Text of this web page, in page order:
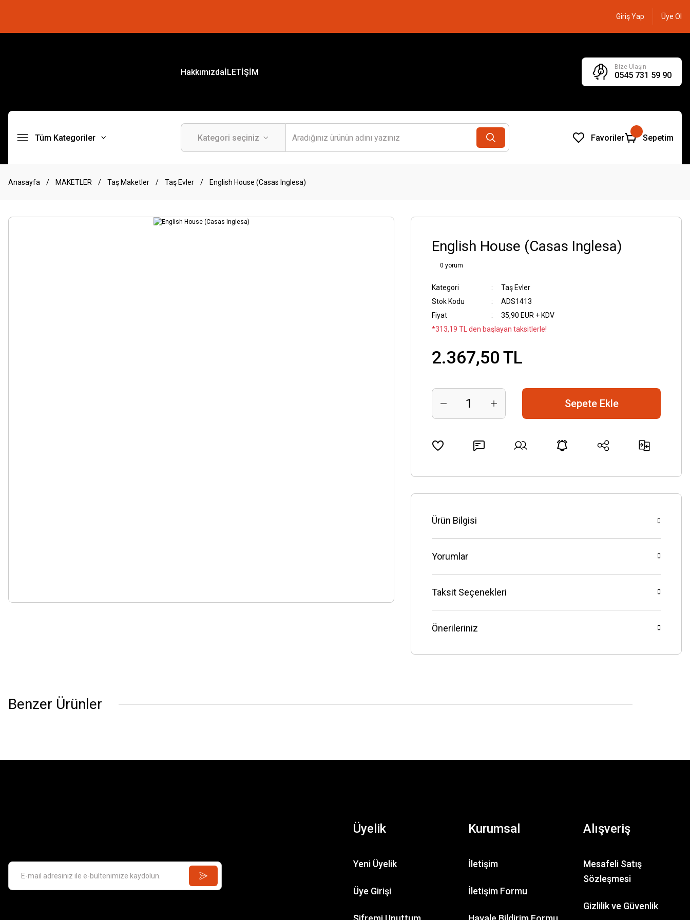
Giriş Yap Üye Ol
HakkımızdaİLETİŞİM
Bize Ulaşın
0545 731 59 90
Tüm Kategoriler Favoriler Sepetim
Anasayfa MAKETLER Taş Maketler Taş Evler English House (Casas Inglesa)
English House (Casas Inglesa)
0 yorum
Kategori
Taş Evler
Stok Kodu
ADS1413
Fiyat
35,90 EUR + KDV
*313,19 TL den başlayan taksitlerle!
2.367,50 TL
Sepete Ekle
Ürün Bilgisi
Yorumlar
Taksit Seçenekleri
Önerileriniz
Benzer Ürünler
2.143,28 TL 4.860,30 TL
Üyelik
Yeni Üyelik
Üye Girişi
Kurumsal
İletişim
İletişim Formu
Alışveriş
Mesafeli Satış
Sözleşmesi
Gizlilik ve Güvenlik